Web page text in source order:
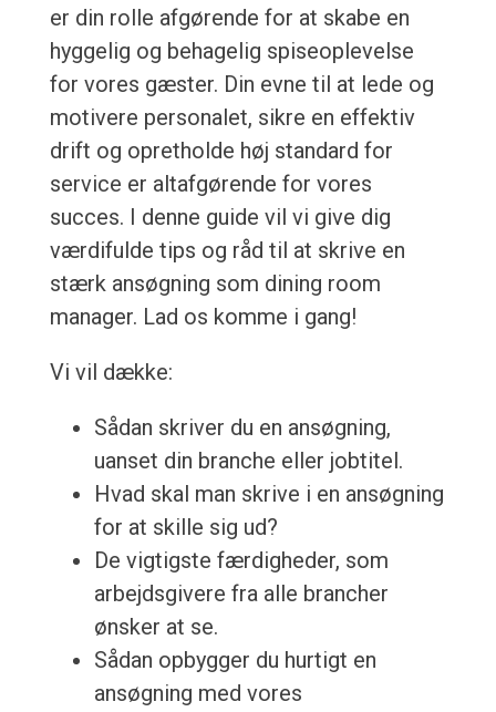
er din rolle afgørende for at skabe en
hyggelig og behagelig spiseoplevelse
for vores gæster. Din evne til at lede og
motivere personalet, sikre en effektiv
drift og opretholde høj standard for
service er altafgørende for vores
succes. I denne guide vil vi give dig
værdifulde tips og råd til at skrive en
stærk ansøgning som dining room
manager. Lad os komme i gang!
Vi vil dække:
Sådan skriver du en ansøgning,
uanset din branche eller jobtitel.
Hvad skal man skrive i en ansøgning
for at skille sig ud?
De vigtigste færdigheder, som
arbejdsgivere fra alle brancher
ønsker at se.
Sådan opbygger du hurtigt en
ansøgning med vores